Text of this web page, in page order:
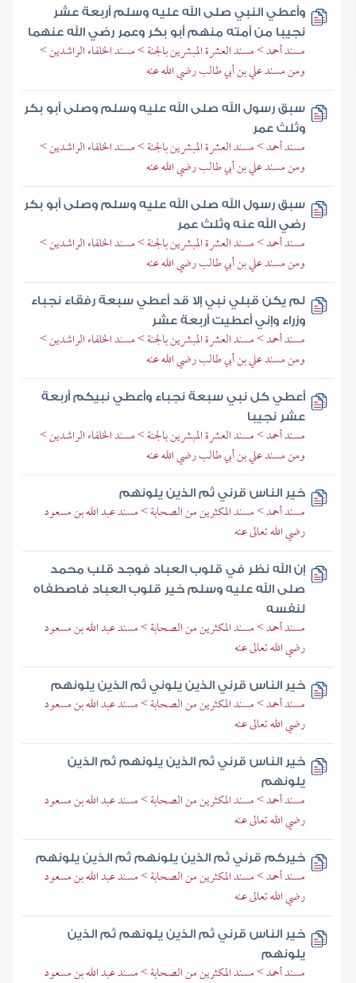
وأعطي النبي صلى الله عليه وسلم أربعة عشر
نجيبا من أمته منهم أبو بكر وعمر رضي الله عنهما
مسند أحمد > مسند العشرة المبشرين بالجنة > مسند الخلفاء الراشدين >
ومن مسند علي بن أبي طالب رضي الله عنه
سبق رسول الله صلى الله عليه وسلم وصلى أبو بكر
وثلث عمر
مسند أحمد > مسند العشرة المبشرين بالجنة > مسند الخلفاء الراشدين >
ومن مسند علي بن أبي طالب رضي الله عنه
سبق رسول الله صلى الله عليه وسلم وصلى أبو بكر
رضي الله عنه وثلث عمر
مسند أحمد > مسند العشرة المبشرين بالجنة > مسند الخلفاء الراشدين >
ومن مسند علي بن أبي طالب رضي الله عنه
لم يكن قبلي نبي إلا قد أعطي سبعة رفقاء نجباء
وزراء وإني أعطيت أربعة عشر
مسند أحمد > مسند العشرة المبشرين بالجنة > مسند الخلفاء الراشدين >
ومن مسند علي بن أبي طالب رضي الله عنه
أعطي كل نبي سبعة نجباء وأعطي نبيكم أربعة
عشر نجيبا
مسند أحمد > مسند العشرة المبشرين بالجنة > مسند الخلفاء الراشدين >
ومن مسند علي بن أبي طالب رضي الله عنه
خير الناس قرني ثم الذين يلونهم
مسند أحمد > مسند المكثرين من الصحابة > مسند عبد الله بن مسعود
رضي الله تعالى عنه
إن الله نظر في قلوب العباد فوجد قلب محمد
صلى الله عليه وسلم خير قلوب العباد فاصطفاه
لنفسه
مسند أحمد > مسند المكثرين من الصحابة > مسند عبد الله بن مسعود
رضي الله تعالى عنه
خير الناس قرني الذين يلوني ثم الذين يلونهم
مسند أحمد > مسند المكثرين من الصحابة > مسند عبد الله بن مسعود
رضي الله تعالى عنه
خير الناس قرني ثم الذين يلونهم ثم الذين
يلونهم
مسند أحمد > مسند المكثرين من الصحابة > مسند عبد الله بن مسعود
رضي الله تعالى عنه
خيركم قرني ثم الذين يلونهم ثم الذين يلونهم
مسند أحمد > مسند المكثرين من الصحابة > مسند عبد الله بن مسعود
رضي الله تعالى عنه
خير الناس قرني ثم الذين يلونهم ثم الذين
يلونهم
مسند أحمد > مسند المكثرين من الصحابة > مسند عبد الله بن مسعود